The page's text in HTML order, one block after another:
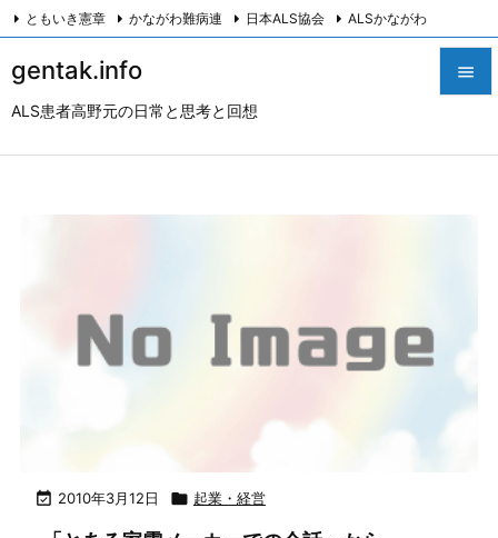
gentak.info
ALS患者高野元の日常と思考と回想


ともいき憲章 かながわ難病連 日本ALS協会 ALSかながわ
 2010年3月12日  起業・経営